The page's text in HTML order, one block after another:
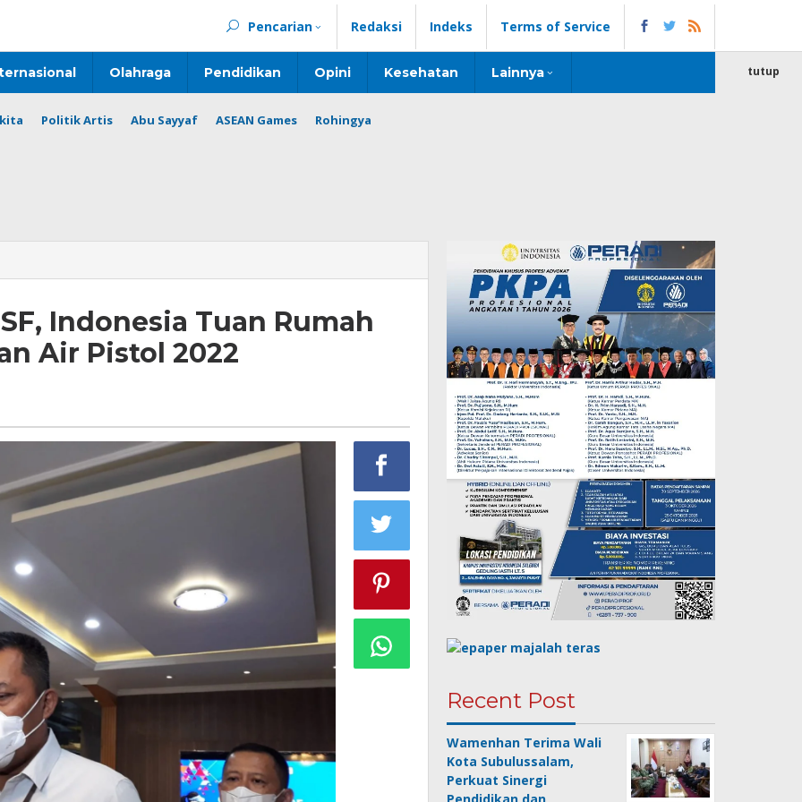
Pencarian Redaksi Indeks Terms of Service
Olahraga Pendidikan Opini Kesehatan Lainnya
Politik Artis Abu Sayyaf ASEAN Games Rohingya
tutup
Indonesia Tuan Rumah
Air Pistol 2022
Recent Post
Wamenhan Terima Wali
Kota Subulussalam,
Perkuat Sinergi